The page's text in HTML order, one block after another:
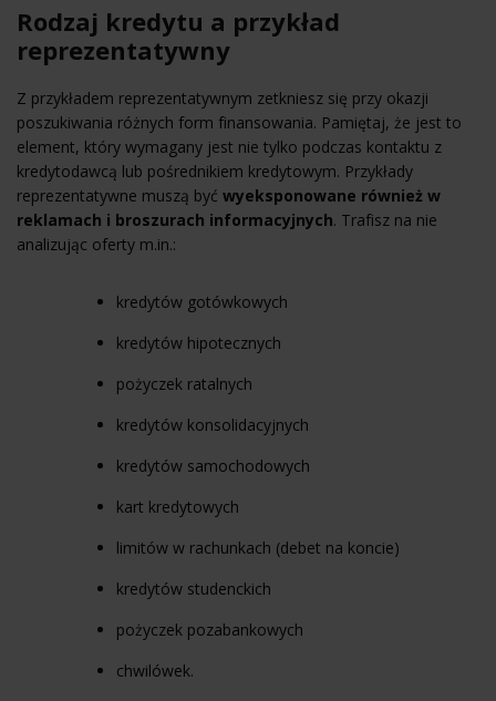
Rodzaj kredytu a przykład
reprezentatywny
Z przykładem reprezentatywnym zetkniesz się przy okazji
poszukiwania różnych form finansowania. Pamiętaj, że jest to
element, który wymagany jest nie tylko podczas kontaktu z
kredytodawcą lub pośrednikiem kredytowym. Przykłady
reprezentatywne muszą być wyeksponowane również w
reklamach i broszurach informacyjnych. Trafisz na nie
analizując oferty m.in.:
kredytów gotówkowych
kredytów hipotecznych
pożyczek ratalnych
kredytów konsolidacyjnych
kredytów samochodowych
kart kredytowych
limitów w rachunkach (debet na koncie)
kredytów studenckich
pożyczek pozabankowych
chwilówek.